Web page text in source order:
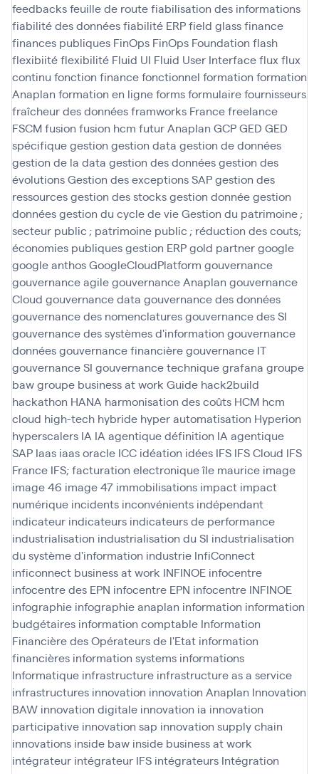
feedbacksfeuille de routefiabilisation des informations
fiabilité des donnéesfiabilité ERPfield glassfinance
finances publiques FinOps FinOps Foundation flash
flexibiitéflexibilité Fluid UI Fluid User Interfaceflux flux
continu fonction financefonctionnel formation formation
Anaplan formation en ligneformsformulairefournisseurs
fraîcheur des donnéesframworks Francefreelance
FSCMfusion fusion hcm futur Anaplan GCPGED GED
spécifiquegestion gestion data gestion de données
gestion de la data gestion des donnéesgestion des
évolutionsGestion des exceptions SAPgestion des
ressourcesgestion des stocksgestion donnéegestion
donnéesgestion du cycle de vieGestion du patrimoine ;
secteur public ; patrimoine public ; réduction des couts;
économies publiquesgestion ERPgold partnergoogle
google anthosGoogleCloudPlatform gouvernance
gouvernance agilegouvernance Anaplan gouvernance
Cloud gouvernance data gouvernance des données
gouvernance des nomenclaturesgouvernance des SI
gouvernance des systèmes d'information gouvernance
donnéesgouvernance financièregouvernance IT
gouvernance SI gouvernance techniquegrafana groupe
bawgroupe business at work Guide hack2build
hackathon HANA harmonisation des coûts HCM hcm
cloud high-tech hybride hyper automatisation Hyperion
hyperscalers IA IA agentique définition IA agentique
SAP Iaas iaas oracle ICC idéation idées IFS IFS Cloud IFS
France IFS; facturation electroniqueîle maurice image
image 46 image 47 immobilisations impact impact
numérique incidents inconvénients indépendant
indicateur indicateurs indicateurs de performance
industrialisation industrialisation du SI industrialisation
du système d'information industrie InfiConnect
inficonnect business at work INFINOE infocentre
infocentre des EPN infocentre EPN infocentre INFINOE
infographie infographie anaplan information information
budgétaires information comptable Information
Financière des Opérateurs de l'Etat information
financières information systems informations
Informatique infrastructure infrastructure as a service
infrastructures innovation innovation Anaplan Innovation
BAW innovation digitale innovation ia innovation
participative innovation sap innovation supply chain
innovations inside baw inside business at work
intégrateur intégrateur IFS intégrateurs Intégration